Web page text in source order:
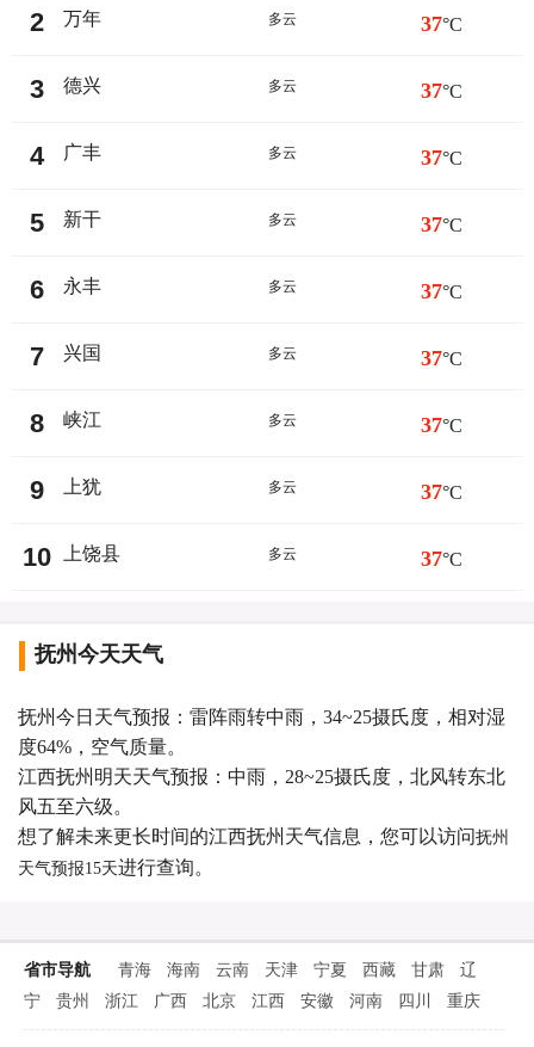
2 万年 多云 37°C
3 德兴 多云 37°C
4 广丰 多云 37°C
5 新干 多云 37°C
6 永丰 多云 37°C
7 兴国 多云 37°C
8 峡江 多云 37°C
9 上犹 多云 37°C
10 上饶县 多云 37°C
抚州今天天气
抚州今日天气预报：雷阵雨转中雨，34~25摄氏度，相对湿
度64%，空气质量。
江西抚州明天天气预报：中雨，28~25摄氏度，北风转东北
风五至六级。
想了解未来更长时间的江西抚州天气信息，您可以访问抚州
天气预报15天进行查询。
省市导航 青海 海南 云南 天津 宁夏 西藏 甘肃
辽
宁
贵州 浙江 广西 北京 江西 安徽 河南 四川 重庆